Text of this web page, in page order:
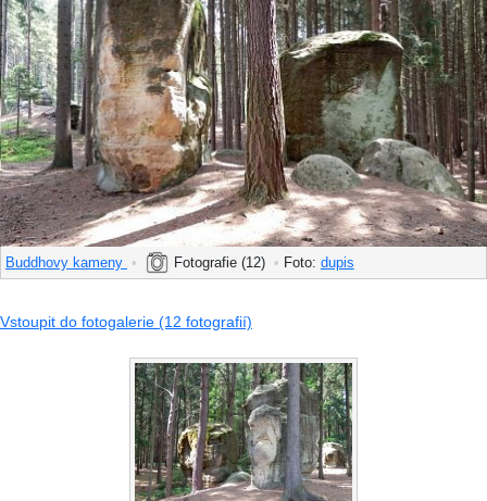
Buddhovy kameny • Fotografie (12) • Foto: dupis
Vstoupit do fotogalerie (12 fotografií)